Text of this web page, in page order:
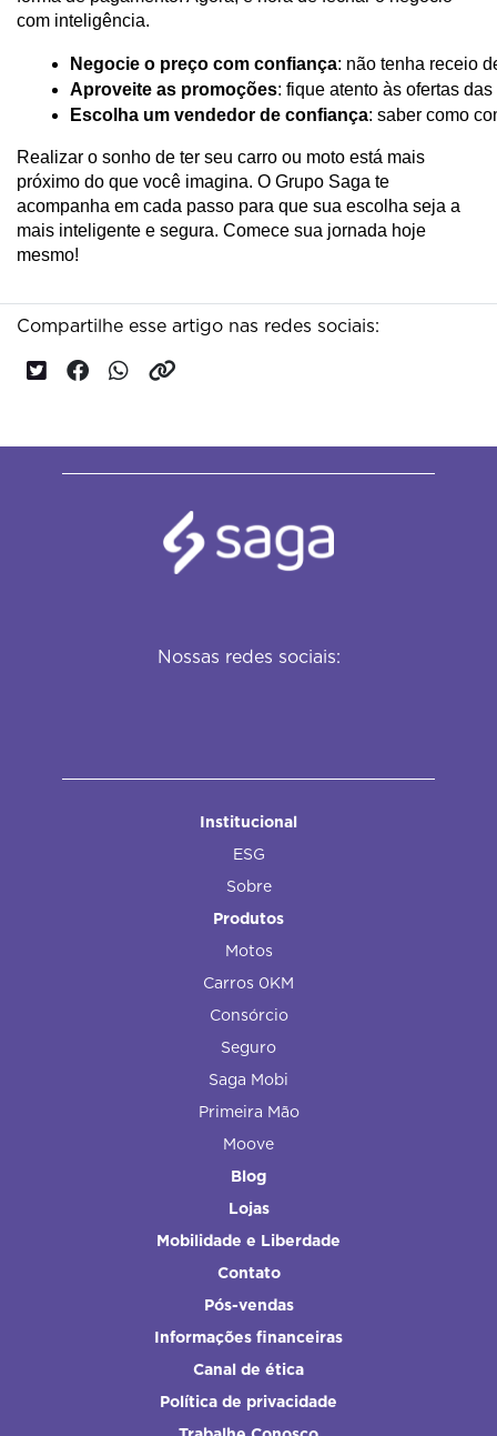
com inteligência.
Negocie o preço com confiança: não tenha receio
Aproveite as promoções: fique atento às ofertas das
Escolha um vendedor de confiança: saber como
Realizar o sonho de ter seu carro ou moto está mais
próximo do que você imagina. O Grupo Saga te
acompanha em cada passo para que sua escolha seja a
mais inteligente e segura. Comece sua jornada hoje
mesmo!
Compartilhe esse artigo nas redes sociais:
Nossas redes sociais:
Institucional
ESG
Sobre
Produtos
Motos
Carros 0KM
Consórcio
Seguro
Saga Mobi
Primeira Mão
Moove
Blog
Lojas
Mobilidade e Liberdade
Contato
Pós-vendas
Informações financeiras
Canal de ética
Política de privacidade